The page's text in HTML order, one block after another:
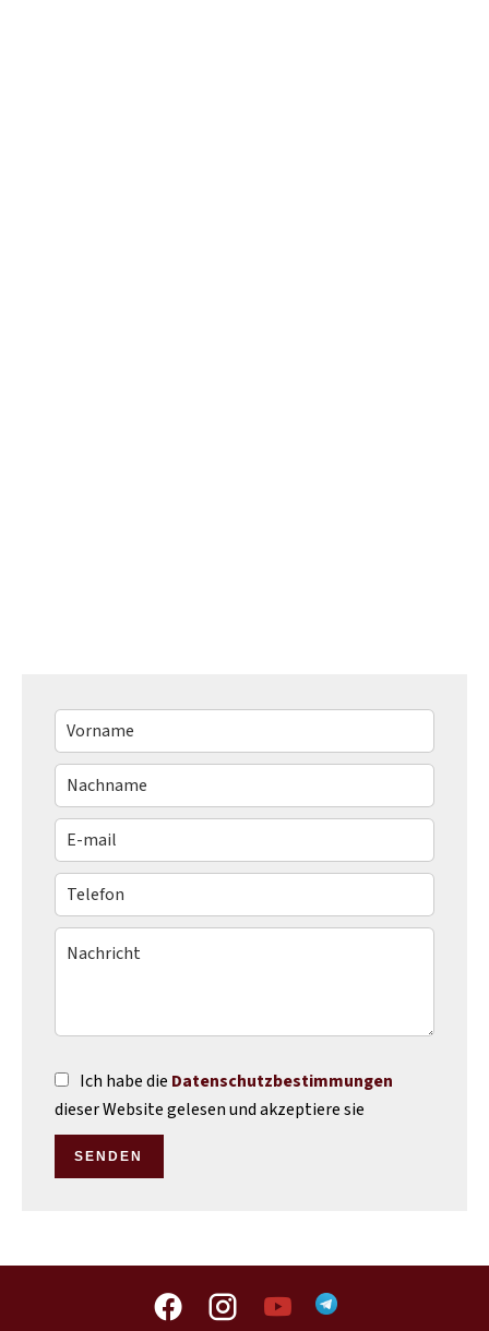
Ich habe die Datenschutzbestimmungen
dieser Website gelesen und akzeptiere sie
SENDEN